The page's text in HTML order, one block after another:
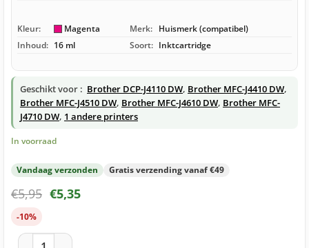
Kleur: Magenta Merk: Huismerk (compatibel)
Inhoud: 16 ml Soort: Inktcartridge
Geschikt voor : Brother DCP-J4110 DW, Brother MFC-J4410 DW,
Brother MFC-J4510 DW, Brother MFC-J4610 DW, Brother MFC-
J4710 DW, 1 andere printers
In voorraad
Vandaag verzonden Gratis verzending vanaf €49
€5,95 €5,35
-10%
Brother LC125 M inktcartridge magenta huismerk aantal